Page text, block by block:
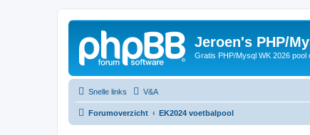
Jeroen's PHP/
Gratis PHP/Mysql WK 2026 pool
Snelle links V&A
Forumoverzicht EK2024 voetbalpool